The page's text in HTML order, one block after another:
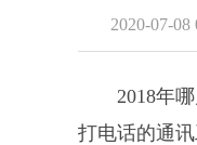
2020-07-08
2018年
打电话的通